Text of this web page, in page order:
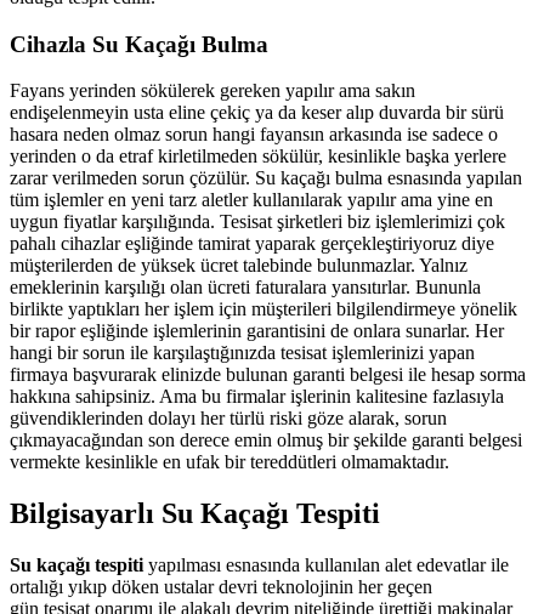
Cihazla Su Kaçağı Bulma
Fayans yerinden sökülerek gereken yapılır ama sakın
endişelenmeyin usta eline çekiç ya da keser alıp duvarda bir sürü
hasara neden olmaz sorun hangi fayansın arkasında ise sadece o
yerinden o da etraf kirletilmeden sökülür, kesinlikle başka yerlere
zarar verilmeden sorun çözülür. Su kaçağı bulma esnasında yapılan
tüm işlemler en yeni tarz aletler kullanılarak yapılır ama yine en
uygun fiyatlar karşılığında. Tesisat şirketleri biz işlemlerimizi çok
pahalı cihazlar eşliğinde tamirat yaparak gerçekleştiriyoruz diye
müşterilerden de yüksek ücret talebinde bulunmazlar. Yalnız
emeklerinin karşılığı olan ücreti faturalara yansıtırlar. Bununla
birlikte yaptıkları her işlem için müşterileri bilgilendirmeye yönelik
bir rapor eşliğinde işlemlerinin garantisini de onlara sunarlar. Her
hangi bir sorun ile karşılaştığınızda tesisat işlemlerinizi yapan
firmaya başvurarak elinizde bulunan garanti belgesi ile hesap sorma
hakkına sahipsiniz. Ama bu firmalar işlerinin kalitesine fazlasıyla
güvendiklerinden dolayı her türlü riski göze alarak, sorun
çıkmayacağından son derece emin olmuş bir şekilde garanti belgesi
vermekte kesinlikle en ufak bir tereddütleri olmamaktadır.
Bilgisayarlı Su Kaçağı Tespiti
Su kaçağı tespiti yapılması esnasında kullanılan alet edevatlar ile
ortalığı yıkıp döken ustalar devri teknolojinin her geçen
gün tesisat onarımı ile alakalı devrim niteliğinde ürettiği makinalar